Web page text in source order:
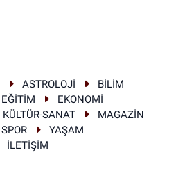
ASTROLOJİ
BİLİM
EĞİTİM
EKONOMİ
KÜLTÜR-SANAT
MAGAZİN
SPOR
YAŞAM
İLETİŞİM